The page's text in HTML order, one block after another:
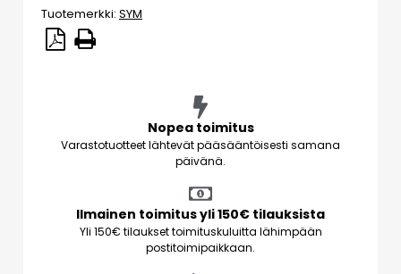
Tuotemerkki: SYM
Nopea toimitus
Varastotuotteet lähtevät pääsääntöisesti samana
päivänä.
Ilmainen toimitus yli 150€ tilauksista
Yli 150€ tilaukset toimituskuluitta lähimpään
postitoimipaikkaan.